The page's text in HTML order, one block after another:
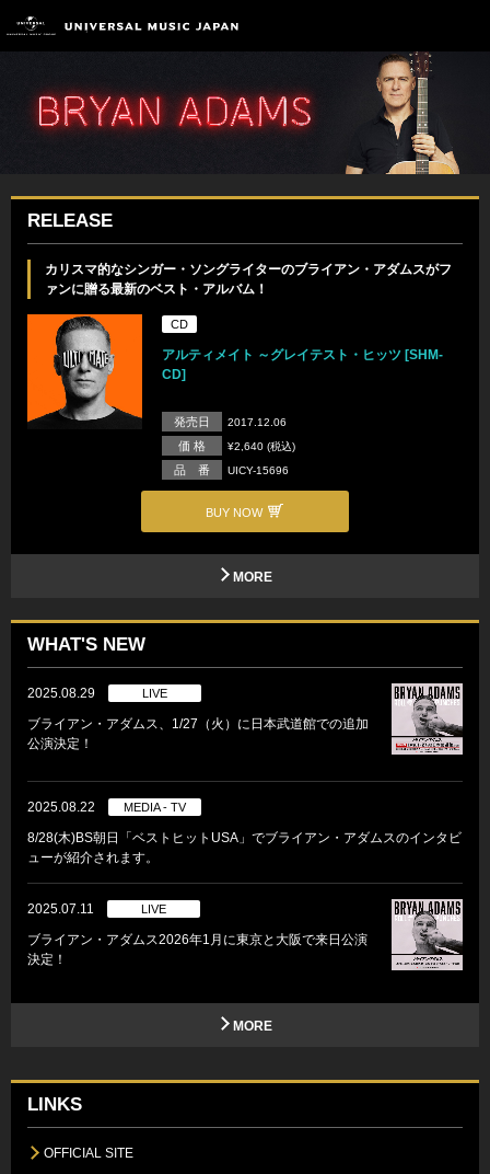
WHAT'S NEW
2025.08.29 LIVE
ブライアン・アダムス、1/27（火）に日本武道館での追加
公演決定！
2025.08.22 MEDIA - TV
8/28(木)BS朝日「ベストヒットUSA」でブライアン・アダムスのインタビ
ューが紹介されます。
2025.07.11 LIVE
ブライアン・アダムス2026年1月に東京と大阪で来日公演
決定！
MORE
LINKS
OFFICIAL SITE
RELEASE
カリスマ的なシンガー・ソングライターのブライアン・アダムスがフ
ァンに贈る最新のベスト・アルバム！
CD
アルティメイト ～グレイテスト・ヒッツ [SHM-
CD]
発売日 2017.12.06
価 格 ¥2,640 (税込)
品 番 UICY-15696
BUY NOW
MORE